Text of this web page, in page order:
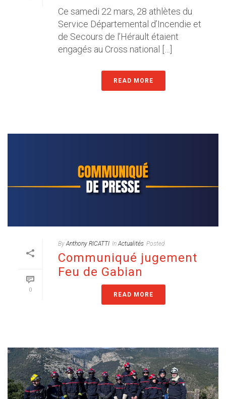
Ce samedi 22 mars, 28 athlètes du
Service Départemental d’Incendie et
de Secours de l’Hérault étaient
engagés au Cross national […]
READ MORE
0
By Anthony RICATTI In Actualités Posted
Communiqué jugement
Feu de Gabian
READ MORE